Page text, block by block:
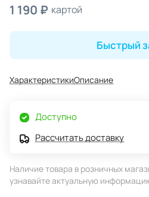
1 190 ₽ картой
Быстрый
ХарактеристикиОписание
Доступно
Рассчитать доставку
Наличие товара в розничных
узнавайте актуальную